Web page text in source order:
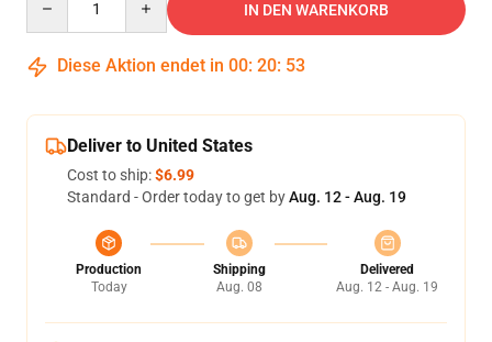
IN DEN WARENKORB
Diese Aktion endet in 00: 20: 52
Deliver to United States
Cost to ship:$6.99
Standard - Order today to get byAug. 12 - Aug. 19
Production
Today
Shipping
Aug. 08
Delivered
Aug. 12 - Aug. 19